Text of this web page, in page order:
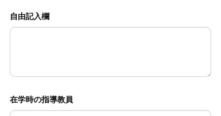
自由記入欄
在学時の指導教員